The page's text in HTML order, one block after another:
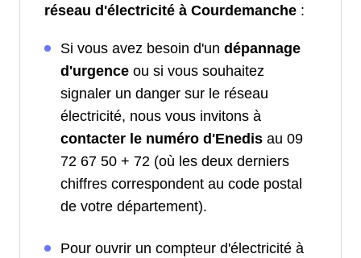
réseau d'électricité à Courdemanche :
Si vous avez besoin d'un dépannage
d'urgence ou si vous souhaitez
signaler un danger sur le réseau
électricité, nous vous invitons à
contacter le numéro d'Enedis au 09
72 67 50 + 72 (où les deux derniers
chiffres correspondent au code postal
de votre département).
Pour ouvrir un compteur d'électricité à